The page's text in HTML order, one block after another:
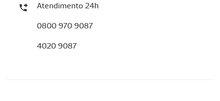
Atendimento 24h
0800 970 9087
4020 9087